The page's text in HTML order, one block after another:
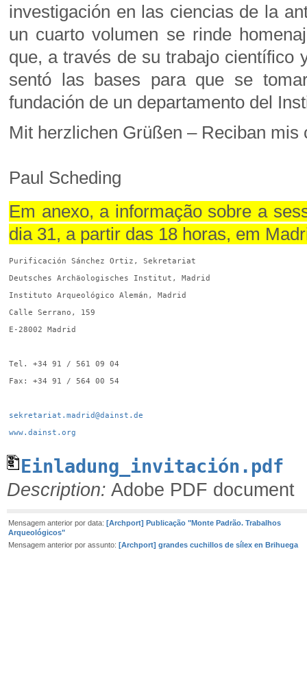
investigación en las ciencias de la
un cuarto volumen se rinde
que, a través de su trabajo científico
sentó las bases para que se
fundación de un departamento del
Mit herzlichen Grüßen – Reciban mis
Paul Scheding
Em anexo, a informação sobre a
dia 31, a partir das 18 horas, em
Purificación Sánchez Ortiz, Sekretariat
Deutsches Archäologisches Institut, Madrid
Instituto Arqueológico Alemán, Madrid
Calle Serrano, 159
E-28002 Madrid
Tel. +34 91 / 561 09 04
Fax: +34 91 / 564 00 54
sekretariat.madrid@dainst.de
www.dainst.org
Einladung_invitación.pdf
Description: Adobe PDF document
Mensagem anterior por data: [Archport] Publicação "Monte Padrão. Trabalhos
Arqueológicos"
Mensagem anterior por assunto: [Archport] grandes cuchillos de sílex en Brihuega